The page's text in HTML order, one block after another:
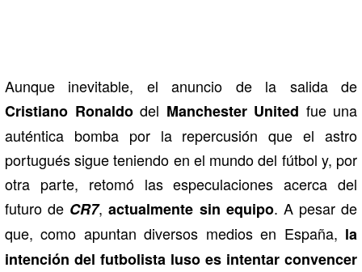
Aunque inevitable, el anuncio de la salida de
Cristiano Ronaldodel Manchester United fue una
auténtica bomba por la repercusión que el astro
portugués sigue teniendo en el mundo del fútbol y, por
otra parte, retomó las especulaciones acerca del
futuro de CR7,actualmente sin equipo. A pesar de
que, como apuntan diversos medios en España, la
intención del futbolista luso es intentar convencer